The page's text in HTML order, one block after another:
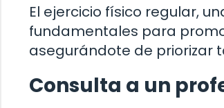
El ejercicio físico regular,
fundamentales para
asegurándote de priorizar
Consulta a un